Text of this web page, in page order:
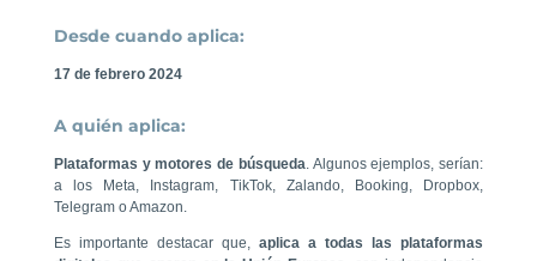
Desde cuando aplica:
17 de febrero 2024
A quién aplica:
Plataformas y motores de búsqueda . Algunos ejemplos, serían:
a los Meta, Instagram, TikTok, Zalando, Booking, Dropbox,
Telegram o Amazon.
Es importante destacar que, aplica a todas las plataformas